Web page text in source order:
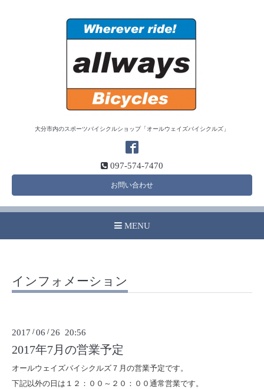
大分市内のスポーツバイシクルショップ「オールウェイズバイシクルズ」
097-574-7470
お問い合わせ
MENU
インフォメーション
2017 /06 / 26 20:56
2017年7月の営業予定
オールウェイズバイシクルズ７月の営業予定です。
下記以外の日は１２：００～２０：００通常営業です。